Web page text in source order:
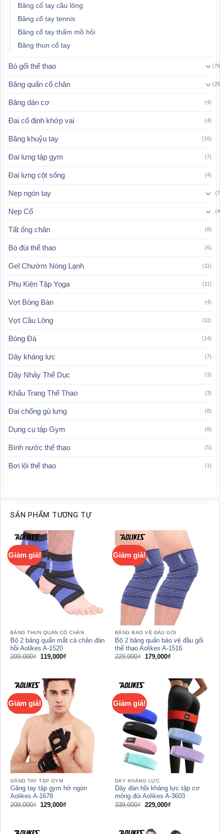
Băng cổ tay cầu lông
Băng cổ tay tennis
Băng cổ tay thấm mồ hôi
Băng thun cổ tay
Bó gối thể thao
Băng quấn cổ chân
Băng dán cơ (4)
Đai cố định khớp vai (4)
Băng khuỷu tay (16)
Đai lưng tập gym (7)
Đai lưng cột sống (4)
Nẹp ngón tay
Nẹp Cổ
Tất ống chân (8)
Bó đùi thể thao (6)
Gel Chườm Nóng Lạnh (11)
Phụ Kiện Tập Yoga (11)
Vợt Bóng Bàn (4)
Vợt Cầu Lông (11)
Bóng Đá (14)
Dây kháng lực (7)
Dây Nhảy Thể Dục (3)
Khẩu Trang Thể Thao (3)
Đai chống gù lưng (8)
Dụng cụ tập Gym (8)
Bình nước thể thao (5)
Bơi lội thể thao (1)
SẢN PHẨM TƯƠNG TỰ
Giảm giá!
BĂNG THUN QUẤN CỔ CHÂN
Bộ 2 băng quấn mắt cá chân đàn
hồi Aolikes A-1520
209,000₫ Giá
119,000₫Giá
119,000₫.
Giảm giá!
BĂNG BẢO VỆ ĐẦU GỐI
Bộ 2 băng quấn bảo vệ đầu gối
thể thao Aolikes A-1516
229,000₫ Giá
179,000₫Giá
179,000₫.
Giảm giá!
GĂNG TAY TẬP GYM
Găng tay tập gym hở ngón
Aolikes A-1678
209,000₫ Giá
129,000₫Giá
Giảm giá!
DÂY KHÁNG LỰC
Dây đàn hồi kháng lực tập cơ
mông đùi Aolikes A-3603
339,000₫ Giá
229,000₫Giá